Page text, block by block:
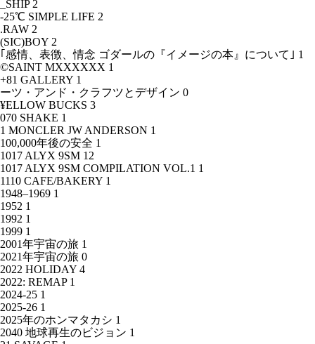
_SHIP 2
-25℃ SIMPLE LIFE 2
.RAW 2
(SIC)BOY 2
｢感情、表徴、情念 ゴダールの『イメージの本』について｣ 1
©SAINT MXXXXXX 1
+81 GALLERY 1
ーツ・アンド・クラフツとデザイン 0
¥ELLOW BUCKS 3
070 SHAKE 1
1 MONCLER JW ANDERSON 1
100,000年後の安全 1
1017 ALYX 9SM 12
1017 ALYX 9SM COMPILATION VOL.1 1
1110 CAFE/BAKERY 1
1948–1969 1
1952 1
1992 1
1999 1
2001年宇宙の旅 1
2021年宇宙の旅 0
2022 HOLIDAY 4
2022: REMAP 1
2024-25 1
2025-26 1
2025年のホンマタカシ 1
2040 地球再生のビジョン 1